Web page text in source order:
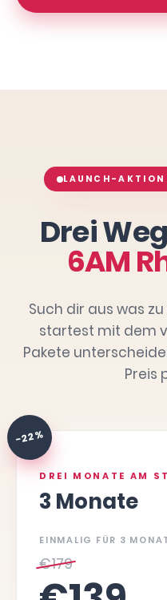
LAUNCH-AKTION
Drei
6AM
Such dir aus was
startest mit dem
Pakete
Preis
-22 %
DREI MONATE AM
3 Monate
EINMALIG FÜR 3
€179